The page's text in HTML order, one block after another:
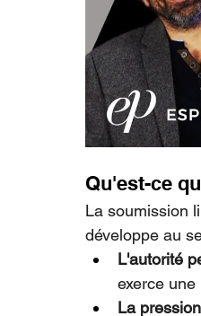
Qu'est-ce
La soumission
développe au
L'autorité
exerce
La